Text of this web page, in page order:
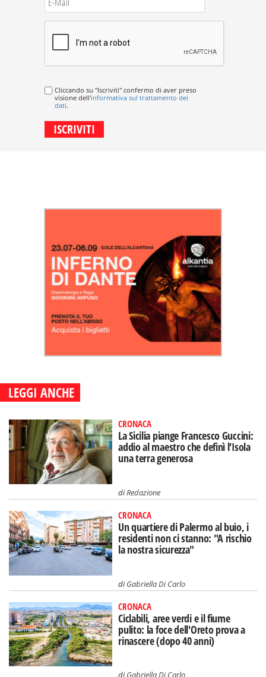
Cliccando su "Iscriviti" confermo di aver preso
visione dell'informativa sul trattamento dei
dati.
LEGGI ANCHE
CRONACA
La Sicilia piange Francesco Guccini:
addio al maestro che definì l'Isola
una terra generosa
diRedazione
CRONACA
Un quartiere di Palermo al buio, i
residenti non ci stanno: "A rischio
la nostra sicurezza"
diGabriella Di Carlo
CRONACA
Ciclabili, aree verdi e il fiume
pulito: la foce dell'Oreto prova a
rinascere (dopo 40 anni)
diGabriella Di Carlo